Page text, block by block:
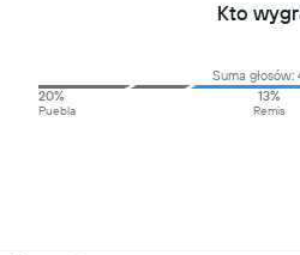
Kto
Suma głosów:
20%
Puebla
13%
Remis